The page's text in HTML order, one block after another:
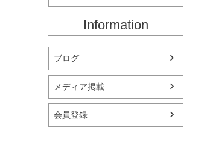
Information
ブログ
メディア掲載
会員登録